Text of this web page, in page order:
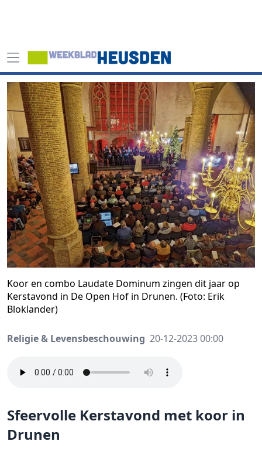
Koor en combo Laudate Dominum zingen dit jaar op
Kerstavond in De Open Hof in Drunen. (Foto: Erik
Bloklander)
Religie & Levensbeschouwing 20-12-2023 00:00
Sfeervolle Kerstavond met koor in
Drunen